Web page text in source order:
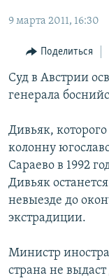
навигации
Вернутся
УЗБЕКИСТАН
ТАДЖИКИСТАН
НА ДРУГИХ
ҚАЗАҚША
КЫРГЫЗЧА
ЎЗБЕКЧА
ТОҶИКӢ
TÜRKMENÇE
Все сайты
9 марта 2011, 16:30
Поделиться
Суд в Австрии
генерала
Дивьяк,
колонну
Сараево в 1992
Дивьяк
невыезде до
экстрадиции.
Министр
страна не